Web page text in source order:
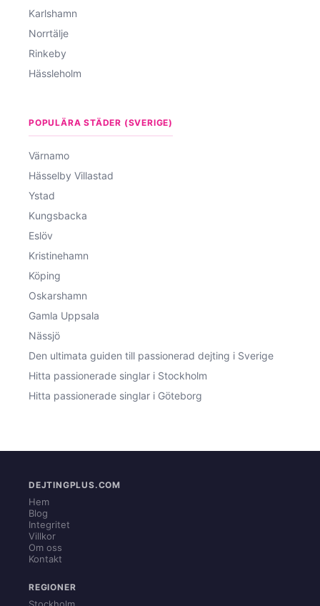
Karlshamn
Norrtälje
Rinkeby
Hässleholm
POPULÄRA STÄDER (SVERIGE)
Värnamo
Hässelby Villastad
Ystad
Kungsbacka
Eslöv
Kristinehamn
Köping
Oskarshamn
Gamla Uppsala
Nässjö
Den ultimata guiden till passionerad dejting i Sverige
Hitta passionerade singlar i Stockholm
Hitta passionerade singlar i Göteborg
DEJTINGPLUS.COM
Hem
Blog
Integritet
Villkor
Om oss
Kontakt
REGIONER
Stockholm